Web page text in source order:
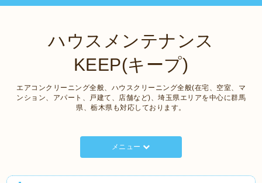
ハウスメンテナンス
KEEP(キープ)
エアコンクリーニング全般、ハウスクリーニング全般(在宅、空室、マ
ンション、アパート、戸建て、店舗など)、埼玉県エリアを中心に群馬
県、栃木県も対応しております。
メニュー